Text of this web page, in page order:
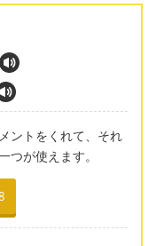
ントをくれて、それ
つが使えます。